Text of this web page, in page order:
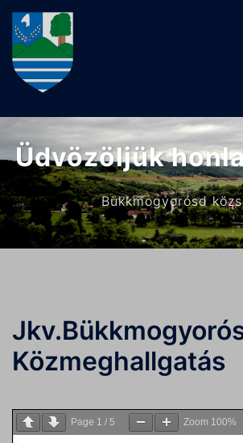
Skip
content
Üdvözöljük
Bükkmogyorósd
Közmeghallgatás
Page 1 / 5 Zoom 100%